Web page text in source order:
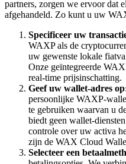
partners, zorgen we ervoor dat
afgehandeld. Zo kunt u uw
Specificeer uw
WAXP als de
uw gewenste lokale
Onze geïntegreerde
real-time prijsinschatting.
Geef uw wallet-adres
persoonlijke WAXP-
te gebruiken waarvan u
biedt geen wallet-
controle over uw activa
zijn de WAX Cloud
Selecteer een